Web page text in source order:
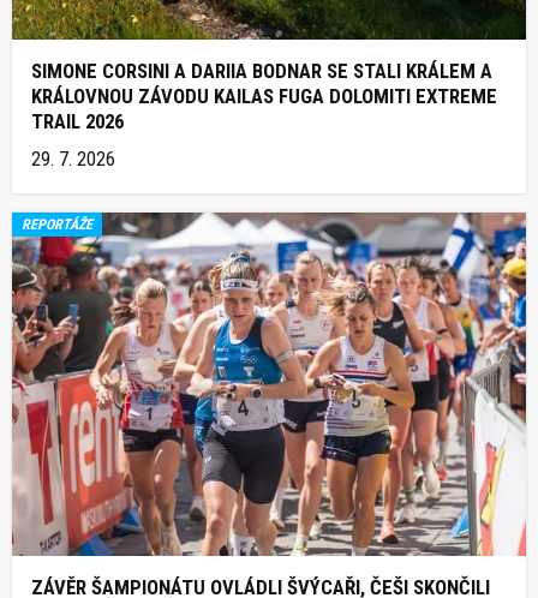
SIMONE CORSINI A DARIIA BODNAR SE STALI KRÁLEM A
KRÁLOVNOU ZÁVODU KAILAS FUGA DOLOMITI EXTREME
TRAIL 2026
29. 7. 2026
REPORTÁŽE
ZÁVĚR ŠAMPIONÁTU OVLÁDLI ŠVÝCAŘI, ČEŠI SKONČILI